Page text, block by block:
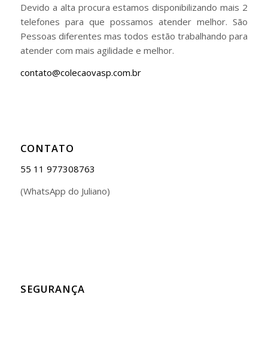
Devido a alta procura estamos disponibilizando mais 2
telefones para que possamos atender melhor. São
Pessoas diferentes mas todos estão trabalhando para
atender com mais agilidade e melhor.
contato@colecaovasp.com.br
CONTATO
55 11 977308763
(WhatsApp do Juliano)
SEGURANÇA